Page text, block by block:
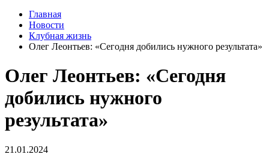
Главная
Новости
Клубная жизнь
Олег Леонтьев: «Сегодня добились нужного результата»
Олег Леонтьев: «Сегодня
добились нужного
результата»
21.01.2024